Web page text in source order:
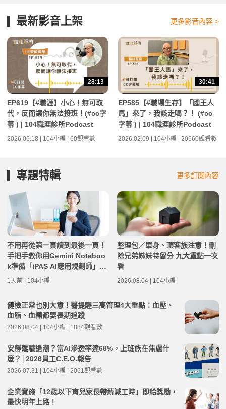
最新影音上架 更多影音內容 >
28:13
EP619【#職涯】小心！無可取
代，反而讓你無法接班！(#cc字
幕 ) | 104職涯診所Podcast
2026.06.18 | 104小編 | 60觀看數
30:41
EP585【#職場生存】「國王人
馬」來了，我該走嗎？！ (#cc
字幕 ) | 104職涯診所Podcast
2026.02.09 | 104小編 | 20660觀看數
專題特輯 更多訂閱內容
不用再從第一頁讀到最後一頁！
手把手教你用Gemini Noteboo
k準備「iPAS AI應用規劃師」考
試筆記
1天前 | 104小編
整理包／單身、頂客族注意！刪
除兄弟姊妹特留分 九大重點一次
看
2026.08.04 | 104小編
健檢正常也別大意！醫提醒三高管理4大重點：血壓、
血脂、血糖都要長期追蹤
2026.08.04 | 104小編 | 1884觀看數
安靜離職退潮？當AI滲透率達68%，上班族在焦慮什
麼？│2026員工C.E.O.報告
2026.07.31 | 104小編 | 2061觀看數
企業實施「12歲以下育兒家長帶薪減工時」即給獎勵，
最快明年上路！